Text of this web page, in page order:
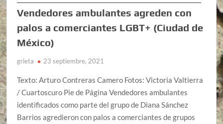
Vendedores ambulantes agreden con
palos a comerciantes LGBT+ (Ciudad de
México)
grieta 23 septiembre, 2021
Texto: Arturo Contreras Camero Fotos: Victoria Valtierra
/ Cuartoscuro Pie de Página Vendedores ambulantes
identificados como parte del grupo de Diana Sánchez
Barrios agredieron con palos a comerciantes de grupos